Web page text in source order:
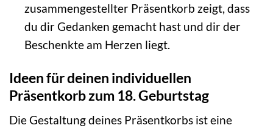
zusammengestellter Präsentkorb zeigt, dass
du dir Gedanken gemacht hast und dir der
Beschenkte am Herzen liegt.
Ideen für deinen individuellen
Präsentkorb zum 18. Geburtstag
Die Gestaltung deines Präsentkorbs ist eine